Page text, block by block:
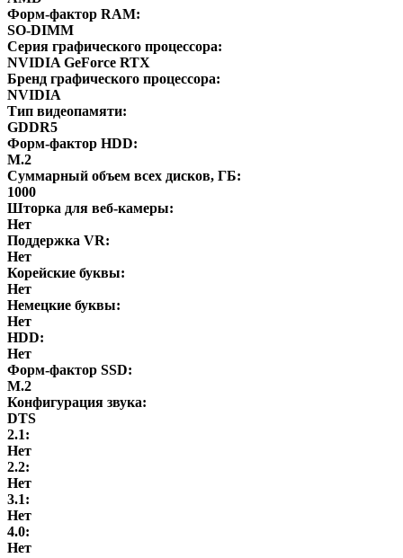
Форм-фактор RAM:
SO-DIMM
Серия графического процессора:
NVIDIA GeForce RTX
Бренд графического процессора:
NVIDIA
Тип видеопамяти:
GDDR5
Форм-фактор HDD:
M.2
Суммарный объем всех дисков, ГБ:
1000
Шторка для веб-камеры:
Нет
Поддержка VR:
Нет
Корейские буквы:
Нет
Немецкие буквы:
Нет
HDD:
Нет
Форм-фактор SSD:
M.2
Конфигурация звука:
DTS
2.1:
Нет
2.2:
Нет
3.1:
Нет
4.0:
Нет